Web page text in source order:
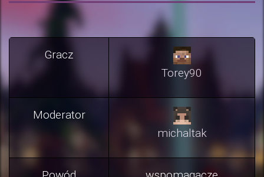
Gracz
Torey90
Moderator
michaltak